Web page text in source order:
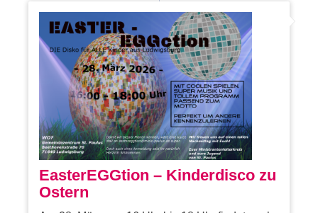
EasterEGGtion – Kinderdisco zu
Ostern